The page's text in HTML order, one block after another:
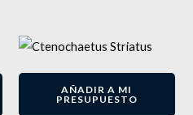
AÑADIR A MI
PRESUPUESTO